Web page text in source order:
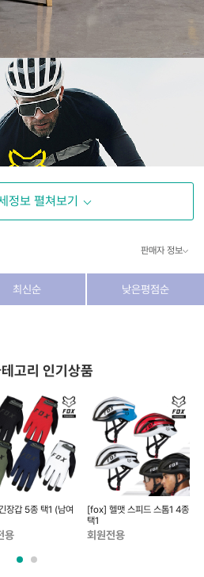
정보 펼쳐보기
판매자 정보
머스
시 덕양구 꽃마을로64, 1235호
최신순 낮은평점순
고리 인기상품
장갑 5종 택1 (남여
용
[fox] 헬맷 스피드 스톰1 4종
택1
회원전용